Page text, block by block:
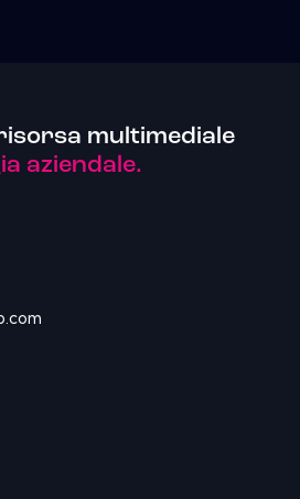
multimediale
aziendale.